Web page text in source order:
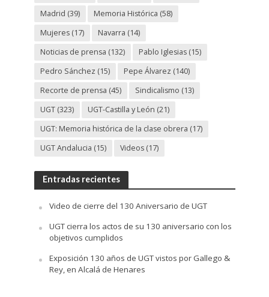
Madrid (39) Memoria Histórica (58)
Mujeres(17) Navarra (14)
Noticias de prensa (132) Pablo Iglesias(15)
Pedro Sánchez (15) Pepe Álvarez (140)
Recorte de prensa (45) Sindicalismo (13)
UGT(323) UGT-Castilla y León (21)
UGT: Memoria histórica de la clase obrera (17)
UGT Andalucia (15) Videos(17)
Entradas recientes
Video de cierre del 130 Aniversario de UGT
UGT cierra los actos de su 130 aniversario con los
objetivos cumplidos
Exposición 130 años de UGT vistos por Gallego &
Rey, en Alcalá de Henares